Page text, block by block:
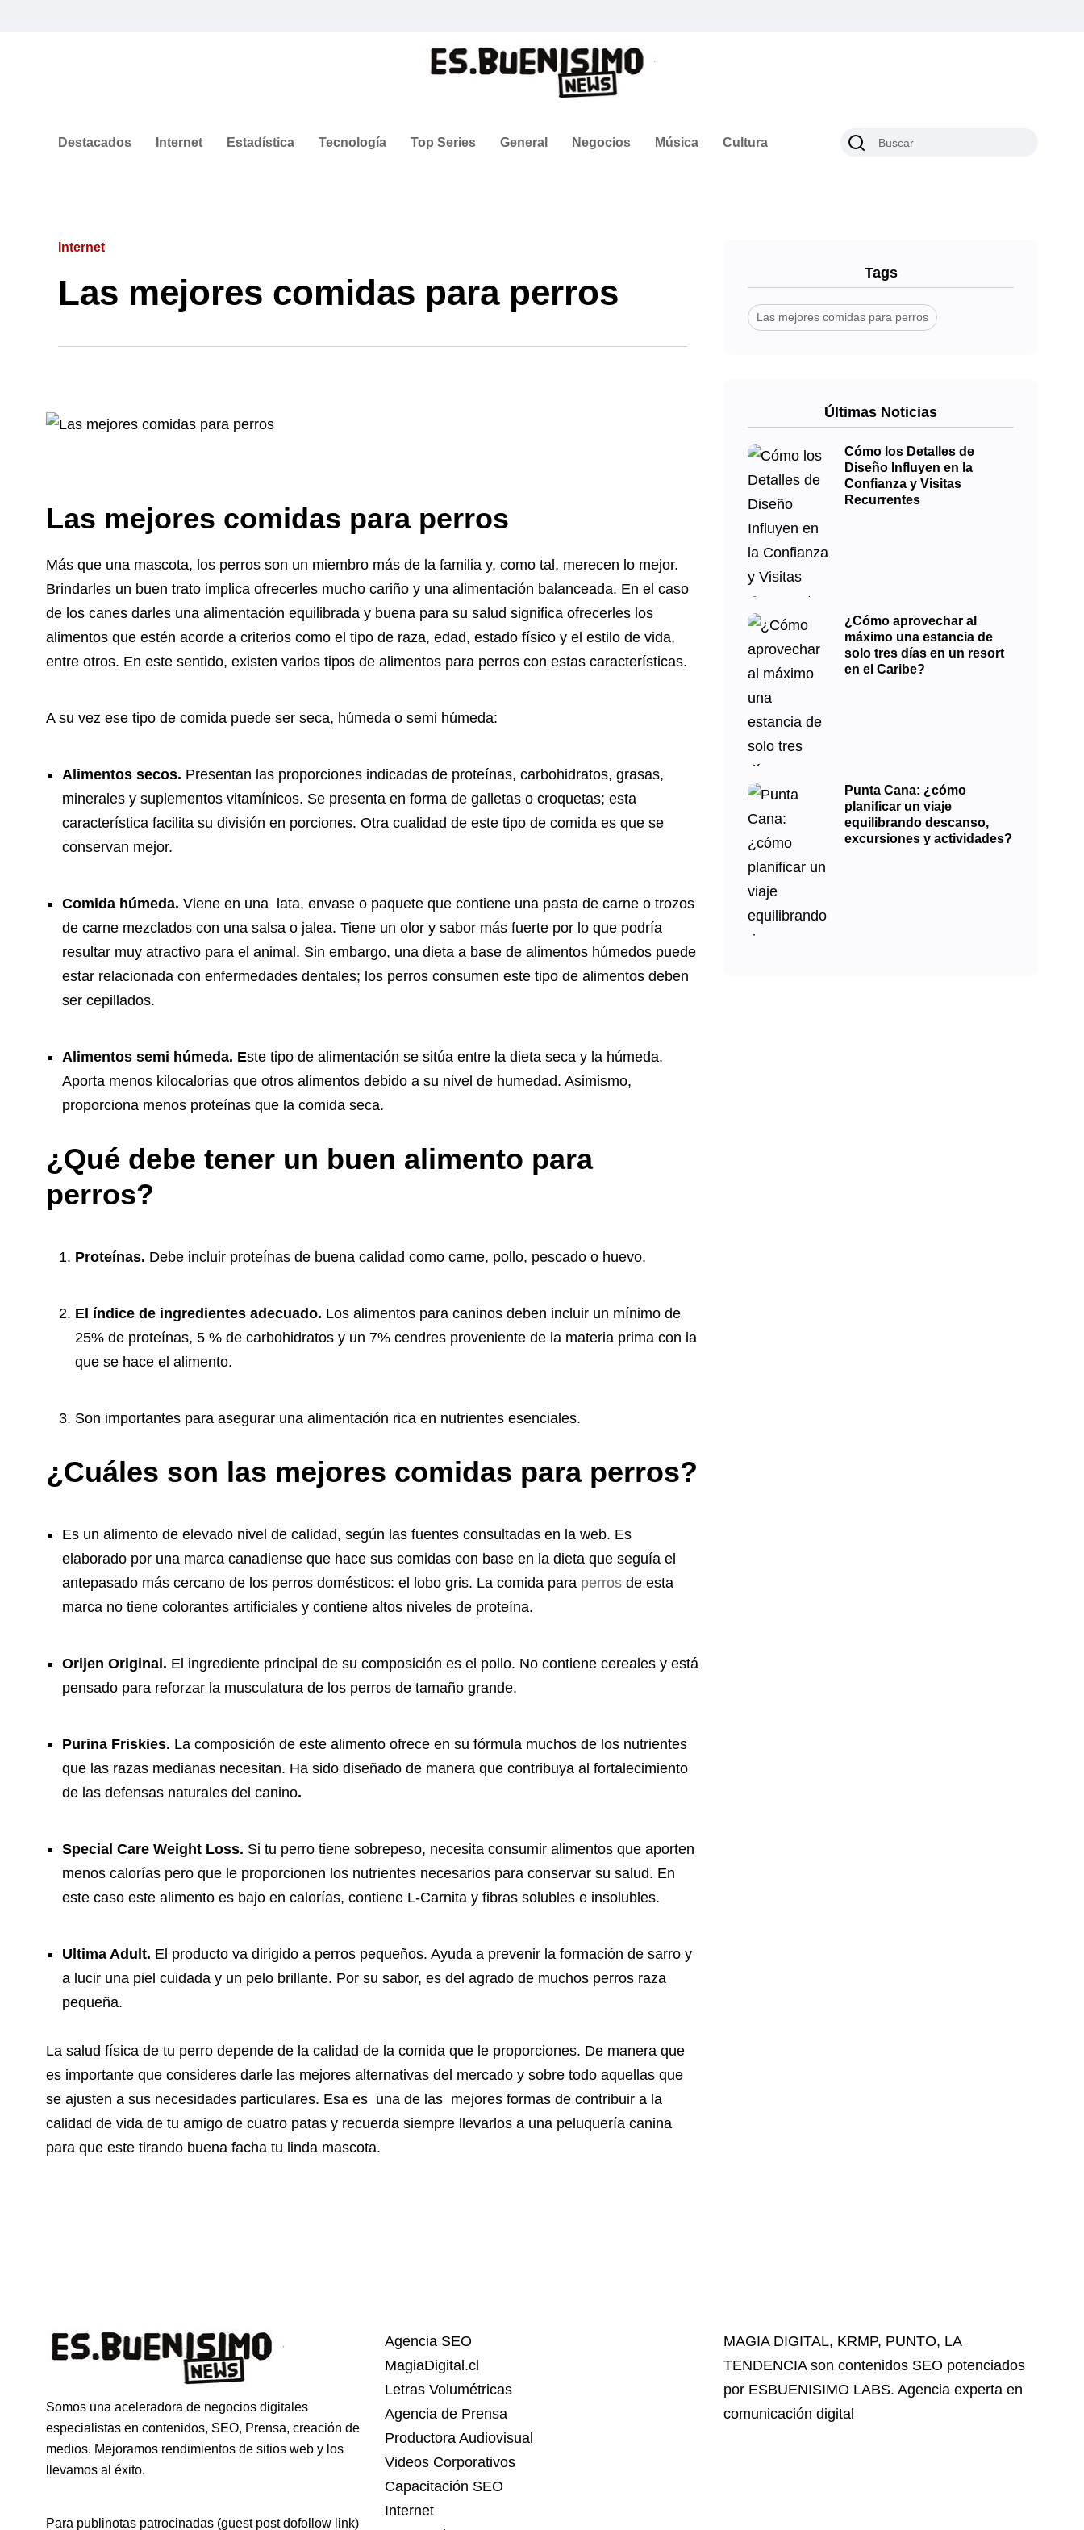
Destacados Internet Estadística Tecnología Top Series General Negocios Música Cultura
Internet
Las mejores comidas para perros
Las mejores comidas para perros
Más que una mascota, los perros son un miembro más de la familia y, como tal, merecen lo mejor.
Brindarles un buen trato implica ofrecerles mucho cariño y una alimentación balanceada. En el caso
de los canes darles una alimentación equilibrada y buena para su salud significa ofrecerles los
alimentos que estén acorde a criterios como el tipo de raza, edad, estado físico y el estilo de vida,
entre otros. En este sentido, existen varios tipos de alimentos para perros con estas características.
A su vez ese tipo de comida puede ser seca, húmeda o semi húmeda:
Alimentos secos. Presentan las proporciones indicadas de proteínas, carbohidratos, grasas,
minerales y suplementos vitamínicos. Se presenta en forma de galletas o croquetas; esta
característica facilita su división en porciones. Otra cualidad de este tipo de comida es que se
conservan mejor.
Comida húmeda. Viene en una lata, envase o paquete que contiene una pasta de carne o trozos
de carne mezclados con una salsa o jalea. Tiene un olor y sabor más fuerte por lo que podría
resultar muy atractivo para el animal. Sin embargo, una dieta a base de alimentos húmedos puede
estar relacionada con enfermedades dentales; los perros consumen este tipo de alimentos deben
ser cepillados.
Alimentos semi húmeda. Este tipo de alimentación se sitúa entre la dieta seca y la húmeda.
Aporta menos kilocalorías que otros alimentos debido a su nivel de humedad. Asimismo,
proporciona menos proteínas que la comida seca.
¿Qué debe tener un buen alimento para
perros?
Proteínas. Debe incluir proteínas de buena calidad como carne, pollo, pescado o huevo.
El índice de ingredientes adecuado. Los alimentos para caninos deben incluir un mínimo de
25% de proteínas, 5 % de carbohidratos y un 7% cendres proveniente de la materia prima con la
que se hace el alimento.
Son importantes para asegurar una alimentación rica en nutrientes esenciales.
¿Cuáles son las mejores comidas para perros?
Es un alimento de elevado nivel de calidad, según las fuentes consultadas en la web. Es
elaborado por una marca canadiense que hace sus comidas con base en la dieta que seguía el
antepasado más cercano de los perros domésticos: el lobo gris. La comida para perros de esta
marca no tiene colorantes artificiales y contiene altos niveles de proteína.
Orijen Original. El ingrediente principal de su composición es el pollo. No contiene cereales y está
pensado para reforzar la musculatura de los perros de tamaño grande.
Purina Friskies. La composición de este alimento ofrece en su fórmula muchos de los nutrientes
que las razas medianas necesitan. Ha sido diseñado de manera que contribuya al fortalecimiento
de las defensas naturales del canino.
Special Care Weight Loss. Si tu perro tiene sobrepeso, necesita consumir alimentos que aporten
menos calorías pero que le proporcionen los nutrientes necesarios para conservar su salud. En
este caso este alimento es bajo en calorías, contiene L-Carnita y fibras solubles e insolubles.
Ultima Adult. El producto va dirigido a perros pequeños. Ayuda a prevenir la formación de sarro y
a lucir una piel cuidada y un pelo brillante. Por su sabor, es del agrado de muchos perros raza
pequeña.
La salud física de tu perro depende de la calidad de la comida que le proporciones. De manera que
es importante que consideres darle las mejores alternativas del mercado y sobre todo aquellas que
se ajusten a sus necesidades particulares. Esa es una de las mejores formas de contribuir a la
calidad de vida de tu amigo de cuatro patas y recuerda siempre llevarlos a una peluquería canina
para que este tirando buena facha tu linda mascota.
Tags
Las mejores comidas para perros
Últimas Noticias
Cómo los Detalles de
Diseño Influyen en la
Confianza y Visitas
Recurrentes
¿Cómo aprovechar al
máximo una estancia de
solo tres días en un resort
en el Caribe?
Punta Cana: ¿cómo
planificar un viaje
equilibrando descanso,
excursiones y actividades?
Somos una aceleradora de negocios digitales
especialistas en contenidos, SEO, Prensa, creación de
medios. Mejoramos rendimientos de sitios web y los
llevamos al éxito.
Para publinotas patrocinadas (guest post dofollow link)
Agencia SEO
MagiaDigital.cl
Letras Volumétricas
Agencia de Prensa
Productora Audiovisual
Videos Corporativos
Capacitación SEO
Internet
MAGIA DIGITAL, KRMP, PUNTO, LA
TENDENCIAson contenidos SEO potenciados
por ESBUENISIMO LABS. Agencia experta en
comunicación digital